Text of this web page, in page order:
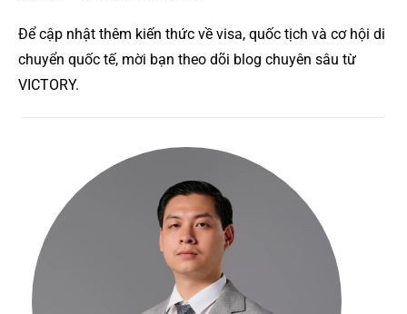
Để cập nhật thêm kiến thức về visa, quốc tịch và cơ hội di
chuyển quốc tế, mời bạn theo dõi blog chuyên sâu từ
VICTORY.